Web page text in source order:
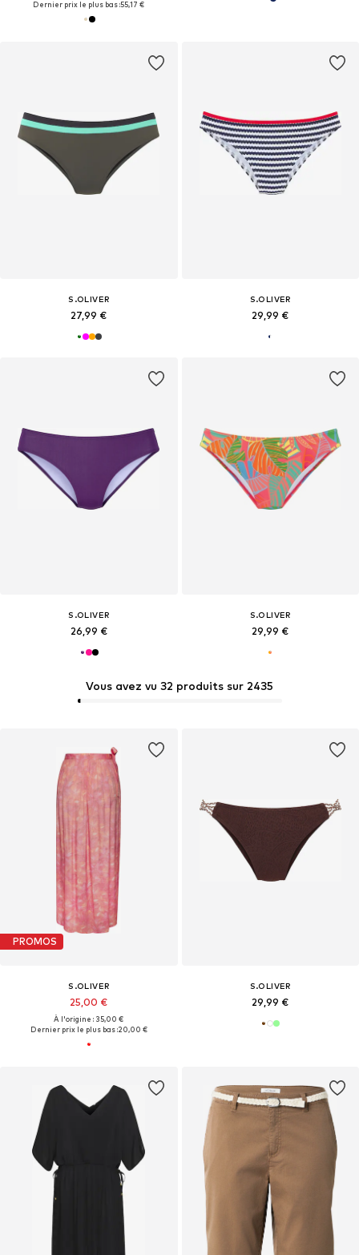
Dernier prix le plus bas :55,17 €
Vous avez vu 32 produits sur 2435
S.OLIVER
27,99 €
S.OLIVER
29,99 €
S.OLIVER
26,99 €
S.OLIVER
29,99 €
PROMOS
S.OLIVER
25,00 €
À l'origine : 35,00 €
Dernier prix le plus bas :20,00 €
S.OLIVER
29,99 €